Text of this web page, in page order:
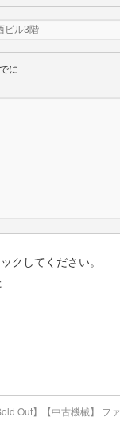
に
クしてください。
Out】【中古機械】 フ